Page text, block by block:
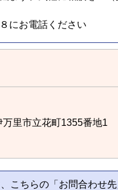
にお電話ください
里市立花町1355番地1
こちらの「お問合わせ